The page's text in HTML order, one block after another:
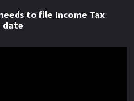
to file Income Tax
date